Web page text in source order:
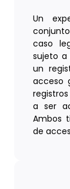
Un
caso
sujeto a
un
acceso
a ser
Ambos
de